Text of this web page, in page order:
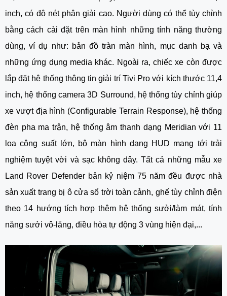
inch, có độ nét phân giải cao. Người dùng có thể tùy chỉnh
bằng cách cài đặt trên màn hình những tính năng thường
dùng, ví dụ như: bản đồ tràn màn hình, mục danh bạ và
những ứng dụng media khác. Ngoài ra, chiếc xe còn được
lắp đặt hệ thống thông tin giải trí Tivi Pro với kích thước 11,4
inch, hệ thống camera 3D Surround, hệ thống tùy chỉnh giúp
xe vượt địa hình (Configurable Terrain Response), hệ thống
đèn pha ma trận, hệ thống âm thanh dạng Meridian với 11
loa công suất lớn, bộ màn hình dạng HUD mang tới trải
nghiệm tuyệt vời và sạc không dây. Tất cả những mẫu xe
Land Rover Defender bản kỷ niệm 75 năm đều được nhà
sản xuất trang bị ô cửa sổ trời toàn cảnh, ghế tùy chỉnh điện
theo 14 hướng tích hợp thêm hệ thống sưởi/làm mát, tính
năng sưởi vô-lăng, điều hòa tự động 3 vùng hiện đại,...